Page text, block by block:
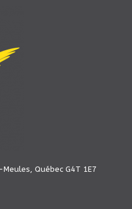
Québec G4T 1E7